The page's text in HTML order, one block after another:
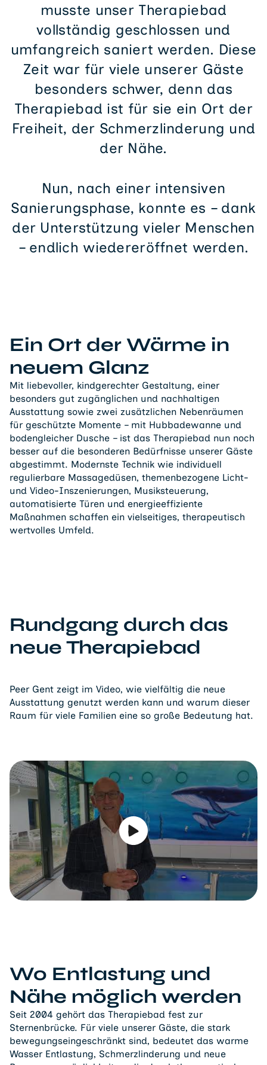
musste unser Therapiebad
vollständig geschlossen und
umfangreich saniert werden. Diese
Zeit war für viele unserer Gäste
besonders schwer, denn das
Therapiebad ist für sie ein Ort der
Freiheit, der Schmerzlinderung und
der Nähe.
Nun, nach einer intensiven
Sanierungsphase, konnte es – dank
der Unterstützung vieler Menschen
– endlich wiedereröffnet werden.
Ein Ort der Wärme in
neuem Glanz
Mit liebevoller, kindgerechter Gestaltung, einer
besonders gut zugänglichen und nachhaltigen
Ausstattung sowie zwei zusätzlichen Nebenräumen
für geschützte Momente – mit Hubbadewanne und
bodengleicher Dusche – ist das Therapiebad nun noch
besser auf die besonderen Bedürfnisse unserer Gäste
abgestimmt. Modernste Technik wie individuell
regulierbare Massagedüsen, themenbezogene Licht-
und Video-Inszenierungen, Musiksteuerung,
automatisierte Türen und energieeffiziente
Maßnahmen schaffen ein vielseitiges, therapeutisch
wertvolles Umfeld.
Rundgang durch das
neue Therapiebad
Peer Gent zeigt im Video, wie vielfältig die neue
Ausstattung genutzt werden kann und warum dieser
Raum für viele Familien eine so große Bedeutung hat.
Video abspielen
Wo Entlastung und
Nähe möglich werden
Seit 2004 gehört das Therapiebad fest zur
Sternenbrücke. Für viele unserer Gäste, die stark
bewegungseingeschränkt sind, bedeutet das warme
Wasser Entlastung, Schmerzlinderung und neue